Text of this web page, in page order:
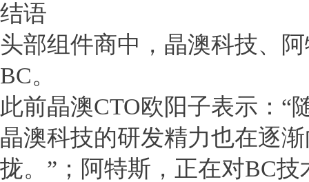
结语
头部组件商中，晶澳科技、
BC。
此前晶澳CTO欧阳子表示：“
晶澳科技的研发精力也在逐
拢。”；阿特斯，正在对BC